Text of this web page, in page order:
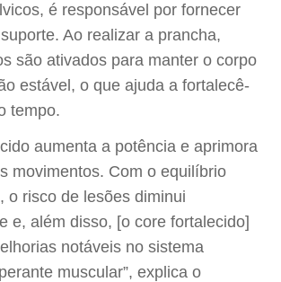
é responsável por fornecer
Ao realizar a prancha,
são ativados para manter o corpo
estável, o que ajuda a fortalecê-
tempo.
aumenta a potência e aprimora
movimentos. Com o equilíbrio
o risco de lesões diminui
e, além disso, [o core fortalecido]
notáveis no sistema
muscular”, explica o